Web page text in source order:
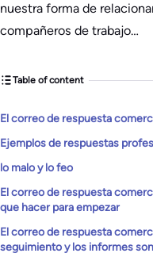
nuestra forma de
compañeros de trabajo…
Table of content
El correo de respuesta
Ejemplos de respuestas
lo malo y lo feo
El correo de respuesta
que hacer para empezar
El correo de respuesta
seguimiento y los informes